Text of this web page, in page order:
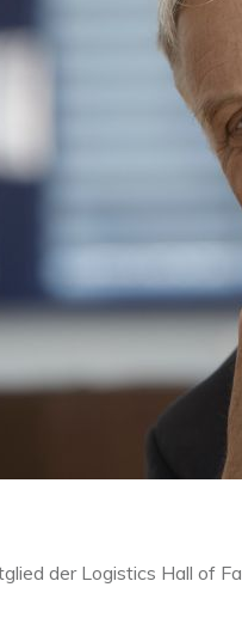
der Logistics Hall of